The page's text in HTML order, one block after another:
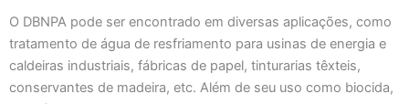
O DBNPA pode ser encontrado em diversas aplicações, como
tratamento de água de resfriamento para usinas de energia e
caldeiras industriais, fábricas de papel, tinturarias têxteis,
conservantes de madeira, etc. Além de seu uso como biocida,